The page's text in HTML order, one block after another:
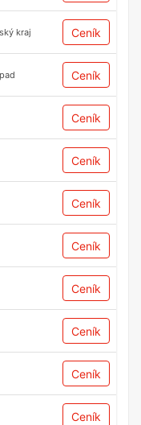
kraj Ceník
Ceník
Ceník
Ceník
Ceník
Ceník
Ceník
Ceník
Ceník
Ceník